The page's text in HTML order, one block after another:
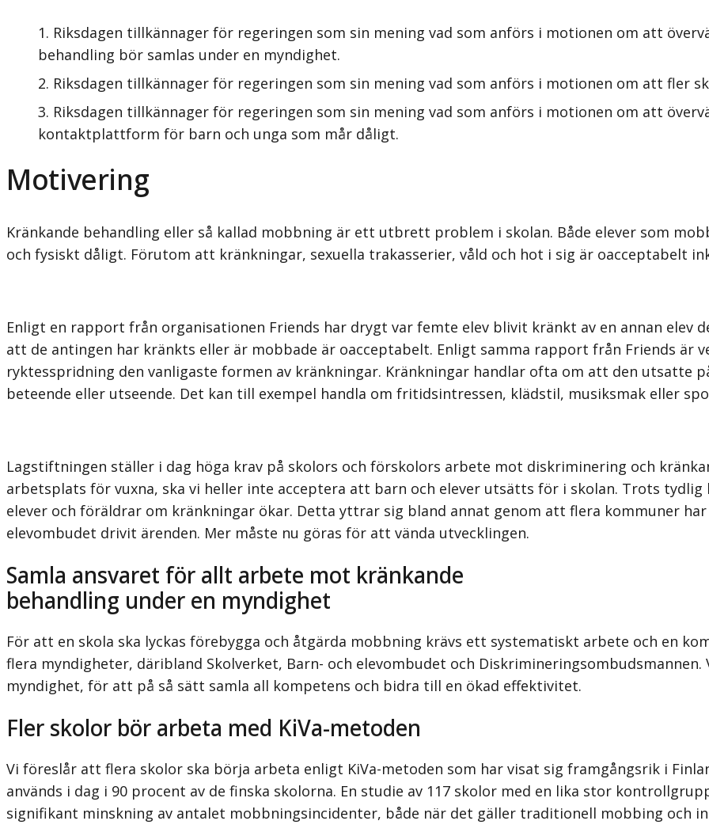
Riksdagen tillkännager för regeringen som sin mening vad som anförs i motionen om att
behandling bör samlas under en myndighet.
Riksdagen tillkännager för regeringen som sin mening vad som anförs i motionen om att fler
Riksdagen tillkännager för regeringen som sin mening vad som anförs i motionen om att
kontaktplattform för barn och unga som mår dåligt.
Motivering
Kränkande behandling eller så kallad mobbning är ett utbrett problem i skolan. Både elever som
och fysiskt dåligt. Förutom att kränkningar, sexuella trakasserier, våld och hot i sig är oacceptabelt
Enligt en rapport från organisationen Friends har drygt var femte elev blivit kränkt av en annan elev
att de antingen har kränkts eller är mobbade är oacceptabelt. Enligt samma rapport från Friends är
ryktesspridning den vanligaste formen av kränkningar. Kränkningar handlar ofta om att den
beteende eller utseende. Det kan till exempel handla om fritidsintressen, klädstil, musiksmak eller
Lagstiftningen ställer i dag höga krav på skolors och förskolors arbete mot diskriminering och
arbetsplats för vuxna, ska vi heller inte acceptera att barn och elever utsätts för i skolan. Trots
elever och föräldrar om kränkningar ökar. Detta yttrar sig bland annat genom att flera kommuner
elevombudet drivit ärenden. Mer måste nu göras för att vända utvecklingen.
Samla ansvaret för allt arbete mot kränkande
behandling under en myndighet
För att en skola ska lyckas förebygga och åtgärda mobbning krävs ett systematiskt arbete och en
flera myndigheter, däribland Skolverket, Barn- och elevombudet och
myndighet, för att på så sätt samla all kompetens och bidra till en ökad effektivitet.
Fler skolor bör arbeta med KiVa-metoden
Vi föreslår att flera skolor ska börja arbeta enligt KiVa-metoden som har visat sig framgångsrik i
används i dag i 90 procent av de finska skolorna. En studie av 117 skolor med en lika stor
signifikant minskning av antalet mobbningsincidenter, både när det gäller traditionell mobbing och